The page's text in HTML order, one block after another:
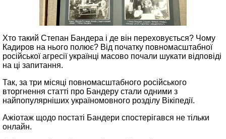
Хто такий Степан Бандера і де він переховується? Чому
Кадиров на нього полює? Від початку повномасштабної
російської агресії українці масово почали шукати відповіді
на ці запитання.
Так, за три місяці повномасштабного російського
вторгнення статті про Бандеру стали одними з
найпопулярніших україномовного розділу Вікіпедії.
Ажіотаж щодо постаті Бандери спостерігався не тільки
онлайн.